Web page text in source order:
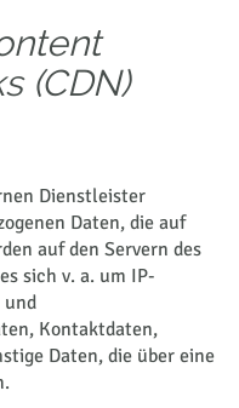
(CDN)
Dienstleister
Daten, die auf
auf den Servern des
sich v. a. um IP-
und
Kontaktdaten,
Daten, die über eine